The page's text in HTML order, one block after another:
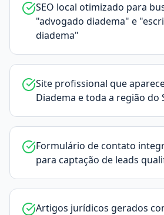
SEO local otimizado para
"advogado diadema" e
diadema"
Site profissional que
Diadema e toda a região do
Formulário de contato
para captação de leads
Artigos jurídicos gerados